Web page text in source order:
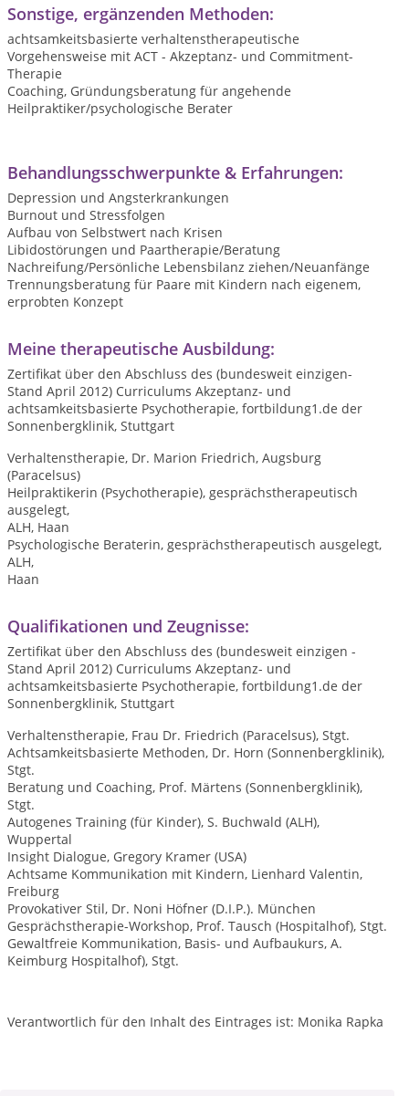
Sonstige, ergänzenden Methoden:
achtsamkeitsbasierte verhaltenstherapeutische
Vorgehensweise mit ACT - Akzeptanz- und Commitment-
Therapie
Coaching, Gründungsberatung für angehende
Heilpraktiker/psychologische Berater
Behandlungsschwerpunkte & Erfahrungen:
Depression und Angsterkrankungen
Burnout und Stressfolgen
Aufbau von Selbstwert nach Krisen
Libidostörungen und Paartherapie/Beratung
Nachreifung/Persönliche Lebensbilanz ziehen/Neuanfänge
Trennungsberatung für Paare mit Kindern nach eigenem,
erprobten Konzept
Meine therapeutische Ausbildung:
Zertifikat über den Abschluss des (bundesweit einzigen-
Stand April 2012) Curriculums Akzeptanz- und
achtsamkeitsbasierte Psychotherapie, fortbildung1.de der
Sonnenbergklinik, Stuttgart
Verhaltenstherapie, Dr. Marion Friedrich, Augsburg
(Paracelsus)
Heilpraktikerin (Psychotherapie), gesprächstherapeutisch
ausgelegt,
ALH, Haan
Psychologische Beraterin, gesprächstherapeutisch ausgelegt,
ALH,
Haan
Qualifikationen und Zeugnisse:
Zertifikat über den Abschluss des (bundesweit einzigen -
Stand April 2012) Curriculums Akzeptanz- und
achtsamkeitsbasierte Psychotherapie, fortbildung1.de der
Sonnenbergklinik, Stuttgart
Verhaltenstherapie, Frau Dr. Friedrich (Paracelsus), Stgt.
Achtsamkeitsbasierte Methoden, Dr. Horn (Sonnenbergklinik),
Stgt.
Beratung und Coaching, Prof. Märtens (Sonnenbergklinik),
Stgt.
Autogenes Training (für Kinder), S. Buchwald (ALH),
Wuppertal
Insight Dialogue, Gregory Kramer (USA)
Achtsame Kommunikation mit Kindern, Lienhard Valentin,
Freiburg
Provokativer Stil, Dr. Noni Höfner (D.I.P.). München
Gesprächstherapie-Workshop, Prof. Tausch (Hospitalhof), Stgt.
Gewaltfreie Kommunikation, Basis- und Aufbaukurs, A.
Keimburg Hospitalhof), Stgt.
Verantwortlich für den Inhalt des Eintrages ist: Monika Rapka